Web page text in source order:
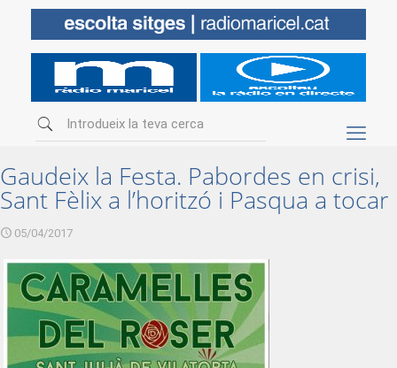
Gaudeix la Festa. Pabordes en crisi,
Sant Fèlix a l’horitzó i Pasqua a tocar
05/04/2017